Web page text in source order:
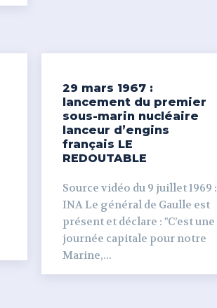
29 mars 1967 :
lancement du premier
sous-marin nucléaire
lanceur d’engins
français LE
REDOUTABLE
Source vidéo du 9 juillet 1969 :
INA Le général de Gaulle est
présent et déclare : "C’est une
journée capitale pour notre
Marine,...